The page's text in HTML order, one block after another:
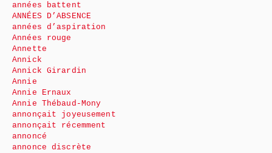
années battent
ANNÉES D’ABSENCE
années d’aspiration
Années rouge
Annette
Annick
Annick Girardin
Annie
Annie Ernaux
Annie Thébaud-Mony
annonçait joyeusement
annonçait récemment
annoncé
annonce discrète